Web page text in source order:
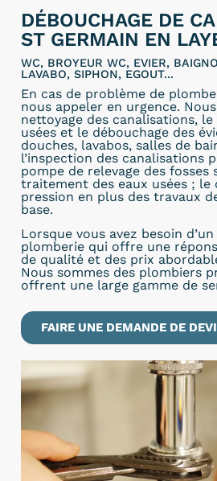
DÉBOUCHAGE DE
ST GERMAIN EN
WC, BROYEUR WC, EVIER,
LAVABO, SIPHON, EGOUT...
En cas de problème de
nous appeler en urgence.
nettoyage des canalisations, le
usées et le débouchage des
douches, lavabos, salles de
l’inspection des canalisations
pompe de relevage des fosses
traitement des eaux usées ; le
pression en plus des travaux
base.
Lorsque vous avez besoin
plomberie qui offre une
de qualité et des prix
Nous sommes des plombiers
offrent une large gamme de
FAIRE UNE DEMANDE DE